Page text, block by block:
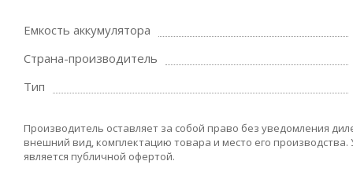
Емкость аккумулятора
Страна-производитель
Тип
Производитель оставляет за собой право без уведомления
внешний вид, комплектацию товара и место его
является публичной офертой.